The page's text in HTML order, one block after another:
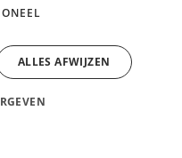
ALLES AFWIJZEN